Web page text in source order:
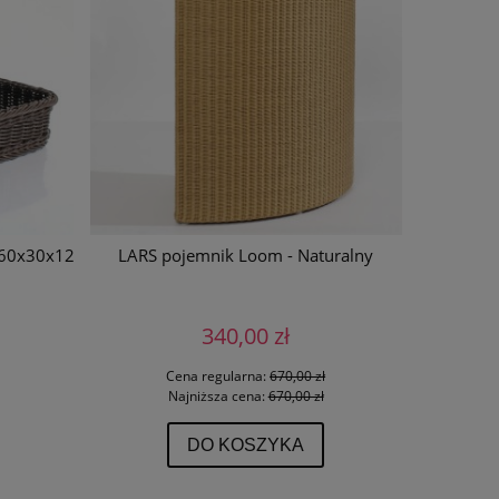
LARS pojemnik Loom - Naturalny
340,00 zł
Cena regularna: 670,00 zł
Najniższa cena:670,00 zł
DO KOSZYKA